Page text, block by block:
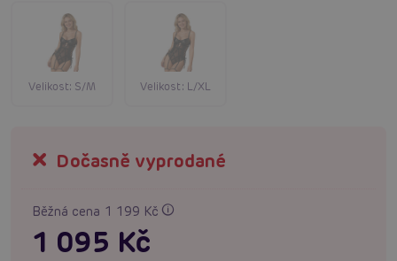
Velikost: S/M Velikost: L/XL
Dočasně vyprodané
Běžná cena 1 199 Kč
1 095 Kč